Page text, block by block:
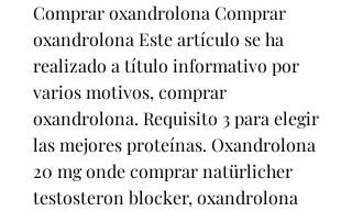
Comprar oxandrolona Comprar
oxandrolona Este artículo se ha
realizado a título informativo por
varios motivos, comprar
oxandrolona. Requisito 3 para elegir
las mejores proteínas. Oxandrolona
20 mg onde comprar natürlicher
testosteron blocker, oxandrolona